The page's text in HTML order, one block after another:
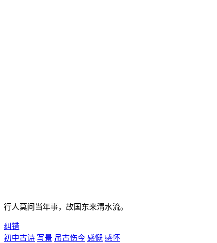
行人莫问当年事，故国东来渭水流。
纠错
初中古诗 写景 吊古伤今 感慨 感怀